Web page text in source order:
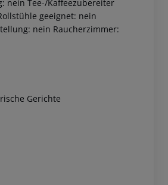
nein Tee-/Kaffeezubereiter
geeignet: nein
nein Raucherzimmer:
Gerichte